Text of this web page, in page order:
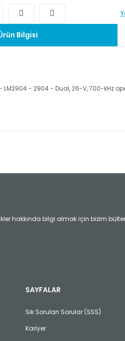
Bilgisi
- LM2904 - 2904 - Dual, 26-V, 700-kHz
eksik bilgiler bulunuyor.
daha pahalı.
alternatifler olmalı.
hakkında bilgi almak için bizim
SAYFALAR
Sık Sorulan Sorular (SSS)
Kariyer